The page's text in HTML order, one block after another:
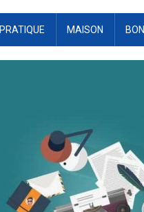
PRATIQUE MAISON